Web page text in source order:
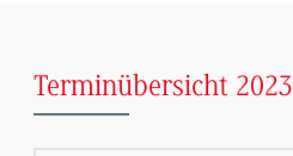
Terminübersicht 2023